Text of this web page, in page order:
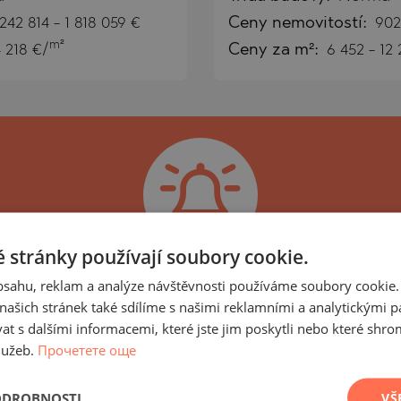
814- 1 818 059 €
218 €/ m²
Ceny nemovitostí:
Ceny za m²: 6 452 - 12
nejnovějších nabídek a
charakteristikami!
součást skupiny LUXIMMO GROUP,
Každý den přidáváme do našeho portfolia
stránky používají soubory cookie.
reklam a analýze návštěvnosti používáme soubory
stránek také sdílíme s našimi reklamními a analytickými
s dalšími informacemi, které jste jim poskytli nebo které
Прочетете още